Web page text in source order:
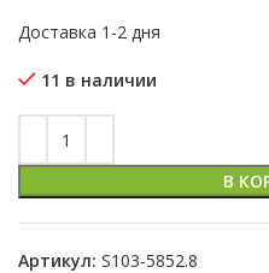
Доставка 1-2 дня
11 в наличии
В
Артикул: S103-5852.8